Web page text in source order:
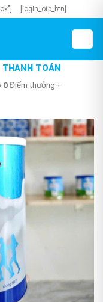
[login_otp_btn]
THANH TOÁN
0Điểm thưởng +